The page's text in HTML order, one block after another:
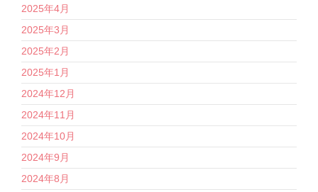
2025年4月
2025年3月
2025年2月
2025年1月
2024年12月
2024年11月
2024年10月
2024年9月
2024年8月